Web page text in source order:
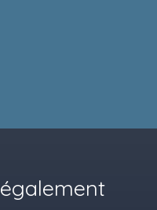
également